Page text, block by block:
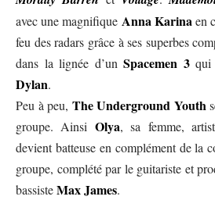
avec une magnifique Anna Karinaen
feu des radars grâce à ses superbes
dans la lignée d’un Spacemen 3 qui
Dylan.
Peu à peu, The Underground Youth
groupe. Ainsi Olya, sa femme,
devient batteuse en complément de la
groupe, complété par le guitariste et
bassisteMax James.